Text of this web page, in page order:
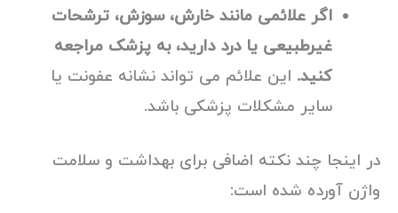
اگر علائمی مانند خارش، سوزش، ترشحات
غیرطبیعی یا درد دارید، به پزشک مراجعه
کنید. این علائم می تواند نشانه عفونت یا
سایر مشکلات پزشکی باشد.
در اینجا چند نکته اضافی برای بهداشت و سلامت
واژن آورده شده است: